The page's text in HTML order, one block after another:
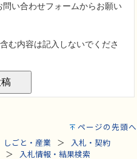
ページの先頭へ
しごと・産業
入札・契約
入札情報・結果検索